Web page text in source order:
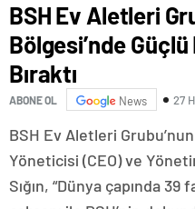
BSH Ev Aletleri
Bölgesi’nde Güçlü
Bıraktı
ABONE OL News 27
BSH Ev Aletleri
Yöneticisi (CEO) ve
Sığın, “Dünya çapında 39